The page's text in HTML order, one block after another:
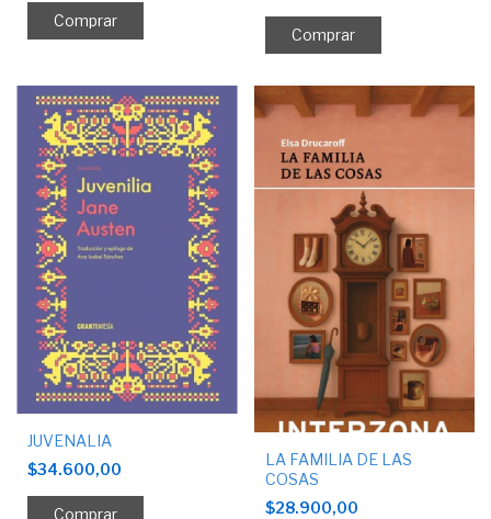
JUVENALIA
$34.600,00
LA FAMILIA DE LAS
COSAS
$28.900,00